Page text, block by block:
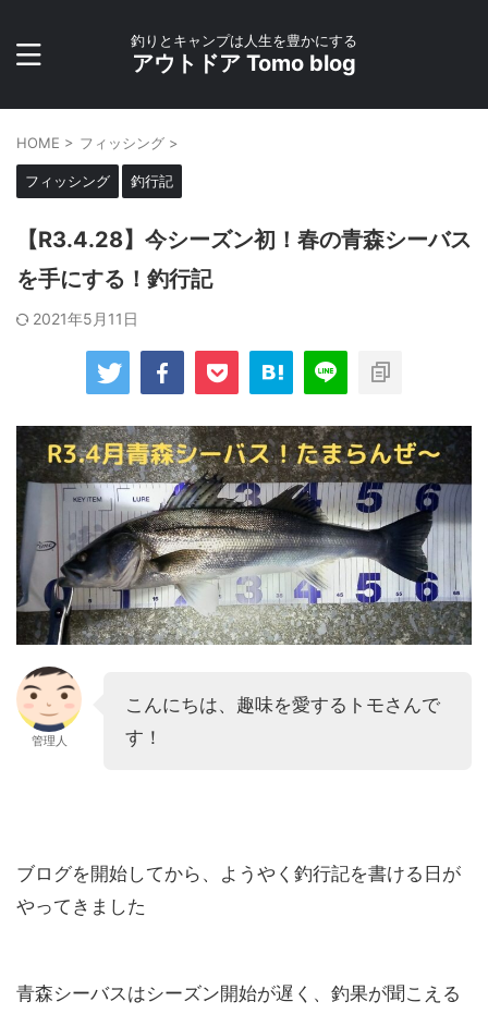
釣りとキャンプは人生を豊かにする
アウトドア Tomo blog
HOME > フィッシング >
フィッシング 釣行記
【R3.4.28】今シーズン初！春の青森シーバス
を手にする！釣行記
2021年5月11日
管理人
こんにちは、趣味を愛するトモさんで
す！
ブログを開始してから、ようやく釣行記を書ける日が
やってきました
青森シーバスはシーズン開始が遅く、釣果が聞こえる